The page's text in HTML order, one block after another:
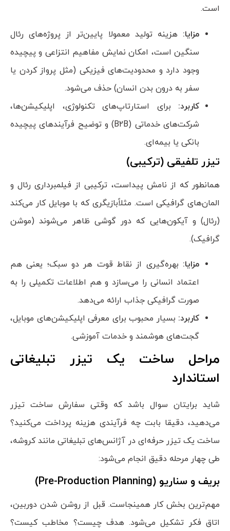
است.
مزایا: هزینه تولید معمولا پایین‌تر از پروژه‌های رئال
سنگین است، امکان نمایش مفاهیم انتزاعی و پیچیده
وجود دارد و محدودیت‌های فیزیکی (مثل پرواز کردن یا
سفر به درون بدن انسان) حذف می‌شود.
کاربرد: برای استارتاپ‌های تکنولوژی، اپلیکیشن‌ها،
شرکت‌های خدماتی (B2B) و توضیح فرآیندهای پیچیده
بانکی یا بیمه‌ای.
تیزر تلفیقی (ترکیبی)
همانطور که از نامش پیداست، ترکیبی از فیلمبرداری رئال و
المان‌های گرافیکی است. مثلاًبازیگری که با موبایل کار می‌کند
(رئال) و آیکون‌هایی که دور گوشی ظاهر می‌شوند (موشن
گرافیک).
مزایا: بهره‌گیری از نقاط قوت هر دو سبک؛ یعنی هم
اعتماد انسانی را می‌سازد و هم اطلاعات تکمیلی را به
صورت گرافیکی جذاب ارائه می‌دهد.
کاربرد: بسیار محبوب برای معرفی اپلیکیشن‌های موبایل،
گجت‌های هوشمند و خدمات آموزشی.
مراحل ساخت یک تیزر تبلیغاتی
استاندارد
شاید برایتان سوال باشد که وقتی سفارش ساخت تیزر
می‌دهید، دقیقا بابت چه فرآیندی هزینه پرداخت می‌کنید؟
ساخت یک تیزر حرفه‌ای در آژانس‌های تبلیغاتی مانند کروشه،
طی چهار مرحله دقیق انجام می‌شود:
بریف و سناریو (Pre-Production Planning
)
مهم‌ترین بخش کار همینجاست. قبل از روشن شدن دوربین،
اتاق فکر تشکیل می‌شود. هدف چیست؟ مخاطب کیست؟